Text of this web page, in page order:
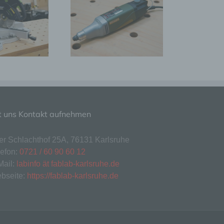
Rotationswerkzeug Stichsäge
uns Kontakt aufnehmen
Schlachthof 25A, 76131 Karlsruhe
0721 / 60 90 60 12
labinfo ät fablab-karlsruhe.de
https://fablab-karlsruhe.de